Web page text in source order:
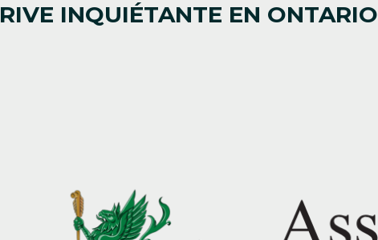
INQUIÉTANTE EN ONTARIO